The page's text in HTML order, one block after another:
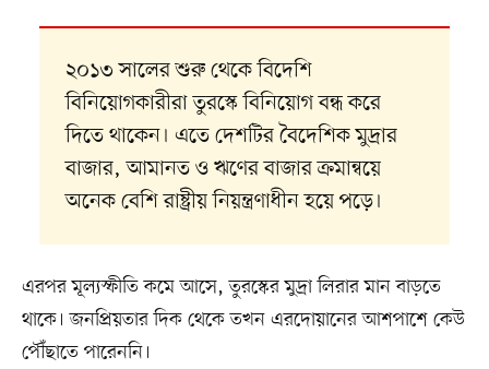
২০১৩ সালের শুরু থেকে বিদেশি
বিনিয়োগকারীরা তুরস্কে বিনিয়োগ বন্ধ করে
দিতে থাকেন। এতে দেশটির বৈদেশিক মুদ্রার
বাজার, আমানত ও ঋণের বাজার ক্রমান্বয়ে
অনেক বেশি রাষ্ট্রীয় নিয়ন্ত্রণাধীন হয়ে পড়ে।
এরপর মূল্যস্ফীতি কমে আসে, তুরস্কের মুদ্রা লিরার মান বাড়তে
থাকে। জনপ্রিয়তার দিক থেকে তখন এরদোয়ানের আশপাশে কেউ
পৌঁছাতে পারেননি।